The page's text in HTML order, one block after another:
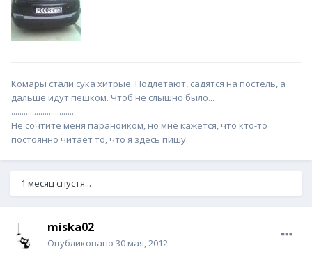
Комары стали сука хитрые. Подлетают, садятся на постель, а
дальше идут пешком. Чтоб не слышно было...
..............................
Не сочтите меня пapaноиком, но мне кажется, что кто-то
постоянно читает то, что я здесь пишу.
1 месяц спустя...
miska02
Опубликовано 30 мая, 2012